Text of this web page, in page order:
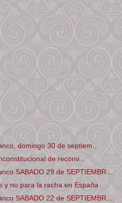
domingo 30 de septiem...
de reconv...
SABADO 29 de SEPTIEMBR...
y no para la racha en España
SABADO 22 de SEPTIEMBR...